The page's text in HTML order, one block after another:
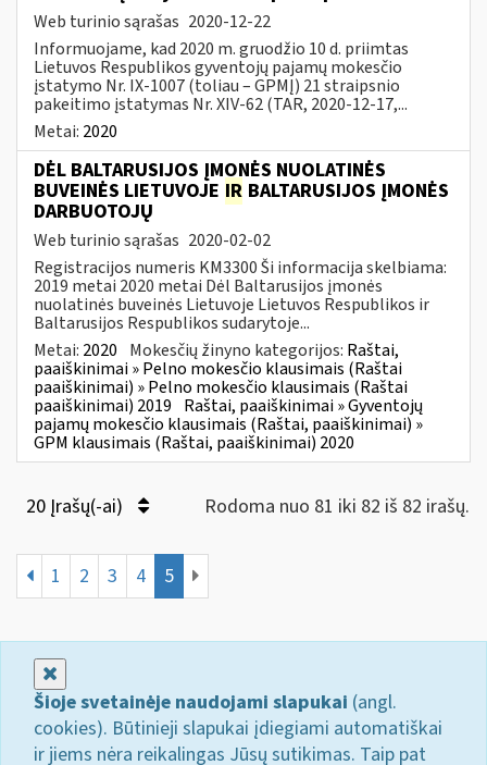
Web turinio sąrašas 2020-12-22
Informuojame, kad 2020 m. gruodžio 10 d. priimtas
Lietuvos Respublikos gyventojų pajamų mokesčio
įstatymo Nr. IX-1007 (toliau – GPMĮ) 21 straipsnio
pakeitimo įstatymas Nr. XIV-62 (TAR, 2020-12-17,...
Metai: 2020
DĖL BALTARUSIJOS ĮMONĖS NUOLATINĖS
BUVEINĖS LIETUVOJE IR BALTARUSIJOS ĮMONĖS
DARBUOTOJŲ
Web turinio sąrašas 2020-02-02
Registracijos numeris KM3300 Ši informacija skelbiama:
2019 metai 2020 metai Dėl Baltarusijos įmonės
nuolatinės buveinės Lietuvoje Lietuvos Respublikos ir
Baltarusijos Respublikos sudarytoje...
Metai: 2020 Mokesčių žinyno kategorijos: Raštai,
paaiškinimai » Pelno mokesčio klausimais (Raštai
paaiškinimai) » Pelno mokesčio klausimais (Raštai
paaiškinimai) 2019 Raštai, paaiškinimai » Gyventojų
pajamų mokesčio klausimais (Raštai, paaiškinimai) »
GPM klausimais (Raštai, paaiškinimai) 2020
20 Įrašų(-ai) Rodoma nuo 81 iki 82 iš 82 irašų.
1 2 3 4 5
Šioje svetainėje naudojami slapukai (angl.
cookies). Būtinieji slapukai įdiegiami automatiškai
ir jiems nėra reikalingas Jūsų sutikimas. Taip pat